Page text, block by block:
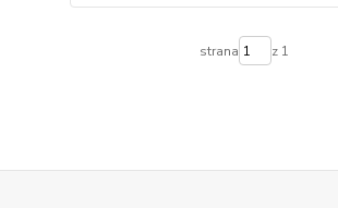
strana z 1